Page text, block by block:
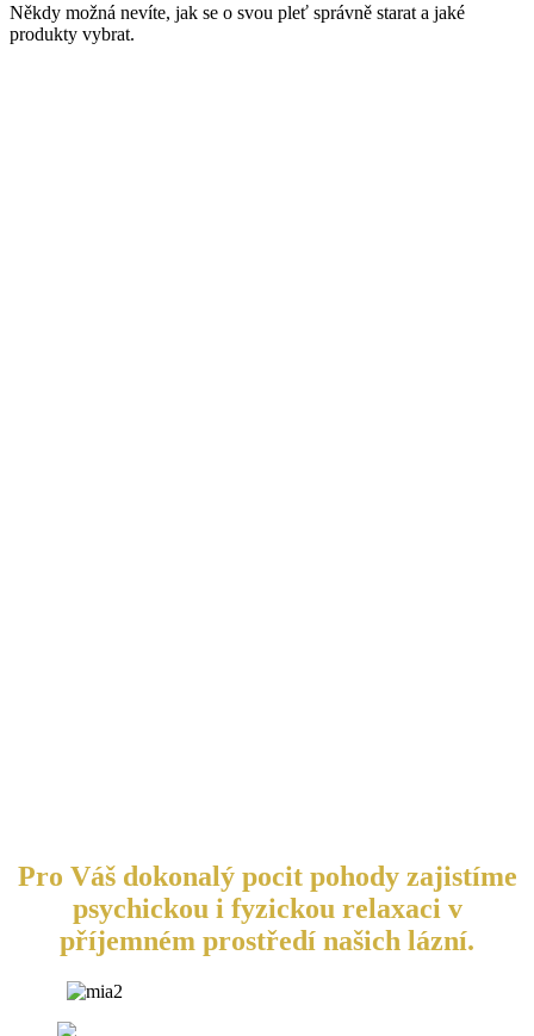
Někdy možná nevíte, jak se o svou pleť správně starat a jaké
produkty vybrat.
Pro Váš dokonalý pocit pohody zajistíme
psychickou i fyzickou relaxaci v
příjemném prostředí našich lázní.